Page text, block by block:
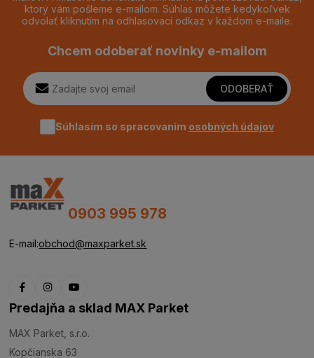
ktorý vám pošleme e-mailom. Súhlas môžete kedykoľvek
odvolať kliknutím na odhlasovací odkaz v každom e-maile.
Chcem odoberať novinky e-mailom
ODOBERAŤ
Súhlasím so spracovaním osobných údajov
0903 995 978
E-mail:obchod@maxparket.sk
Predajňa a sklad MAX Parket
MAX Parket, s.r.o.
Kopčianska 63